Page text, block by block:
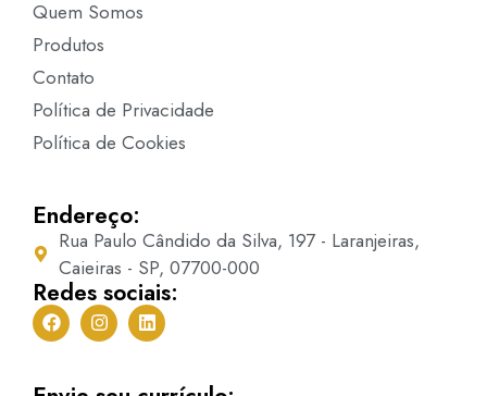
Quem Somos
Produtos
Contato
Política de Privacidade
Política de Cookies
Endereço:
Rua Paulo Cândido da Silva, 197 - Laranjeiras,
Caieiras - SP, 07700-000
Redes sociais: